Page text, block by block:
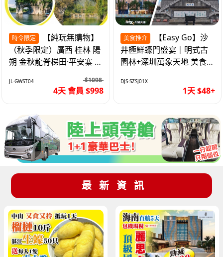
時令限定
（秋季限定）廣西 桂林 陽
朔 金秋龍脊梯田·平安寨 城
4天
JL-GWST04 $1098
4天 會員 $998
美食推介
井極鮮蠔門盛宴｜明式古
園林+深圳萬象天地 美食
DJS-SZSJ01X
1天 $48+
最新資訊